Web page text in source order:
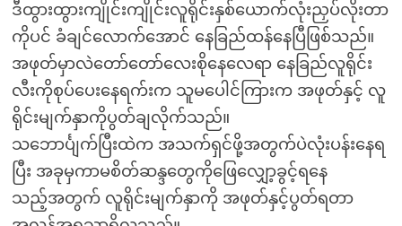
ဒီထွားထွားကျိုင်းကျိုင်းလူရိုင်းနှစ်ယောက်လုံးညှပ်လိုးတာ
ကိုပင် ခံချင်လောက်အောင် နေခြည်ထန်နေပြီဖြစ်သည်။
အဖုတ်မှာလဲတော်တော်လေးစိုနေလေရာ နေခြည်လူရိုင်း
လီးကိုစုပ်ပေးနေရက်းက သူမပေါင်ကြားက အဖုတ်နှင့် လူ
ရိုင်းမျက်နှာကိုပွတ်ချလိုက်သည်။
သဘောင်္ပျက်ပြီးထဲက အသက်ရှင်ဖို့အတွက်ပဲလုံးပန်းနေရ
ပြီး အခုမှကာမစိတ်ဆန္ဒတွေကိုဖြေလျှော့ခွင့်ရနေ
သည့်အတွက် လူရိုင်းမျက်နှာကို အဖုတ်နှင့်ပွတ်ရတာ